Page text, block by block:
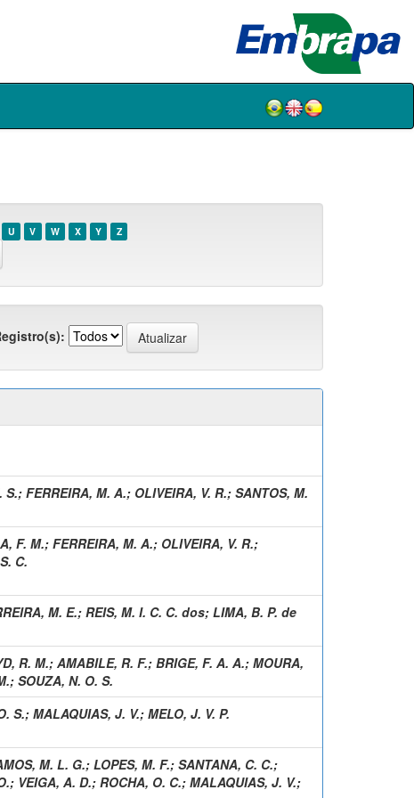
U V W X Y Z
S.; FERREIRA, M. A.; OLIVEIRA, V. R.; SANTOS, M.
F. M.; FERREIRA, M. A.; OLIVEIRA, V. R.;
C.
M. E.; REIS, M. I. C. C. dos; LIMA, B. P. de
R. M.; AMABILE, R. F.; BRIGE, F. A. A.; MOURA,
; SOUZA, N. O. S.
S.; MALAQUIAS, J. V.; MELO, J. V. P.
M. L. G.; LOPES, M. F.; SANTANA, C. C.;
; VEIGA, A. D.; ROCHA, O. C.; MALAQUIAS, J. V.;